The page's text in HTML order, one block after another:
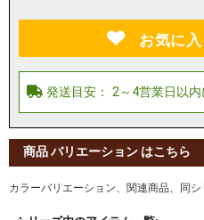
お気に
商品 バリエーション はこちら
カラーバリエーション、関連商品、同シ